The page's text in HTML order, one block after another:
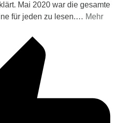
Mai 2020 war die gesamte
für jeden zu lesen.… Mehr